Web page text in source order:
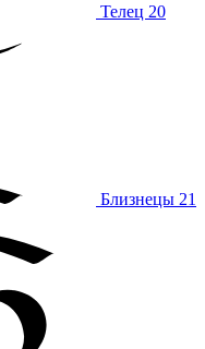
Телец 20
Близнецы 21